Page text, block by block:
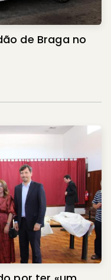
de Braga no